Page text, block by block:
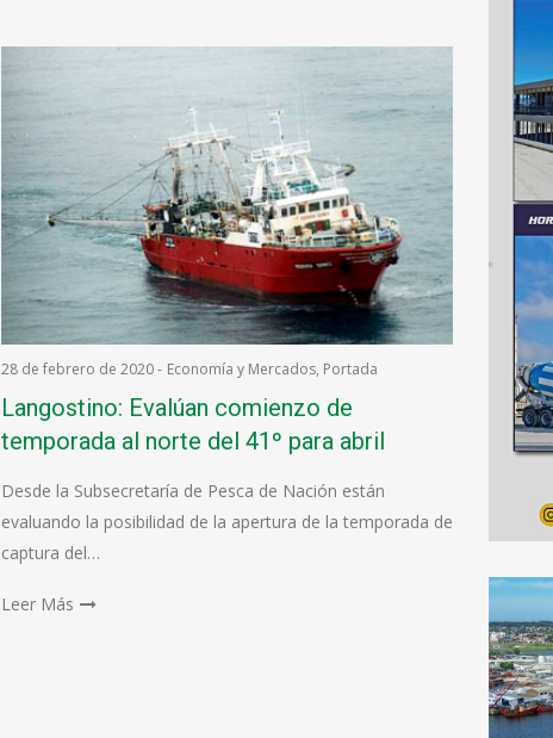
28 de febrero de 2020- Economía y Mercados, Portada
Langostino: Evalúan comienzo de
temporada al norte del 41º para abril
Desde la Subsecretaría de Pesca de Nación están
evaluando la posibilidad de la apertura de la temporada de
captura del…
Leer Más